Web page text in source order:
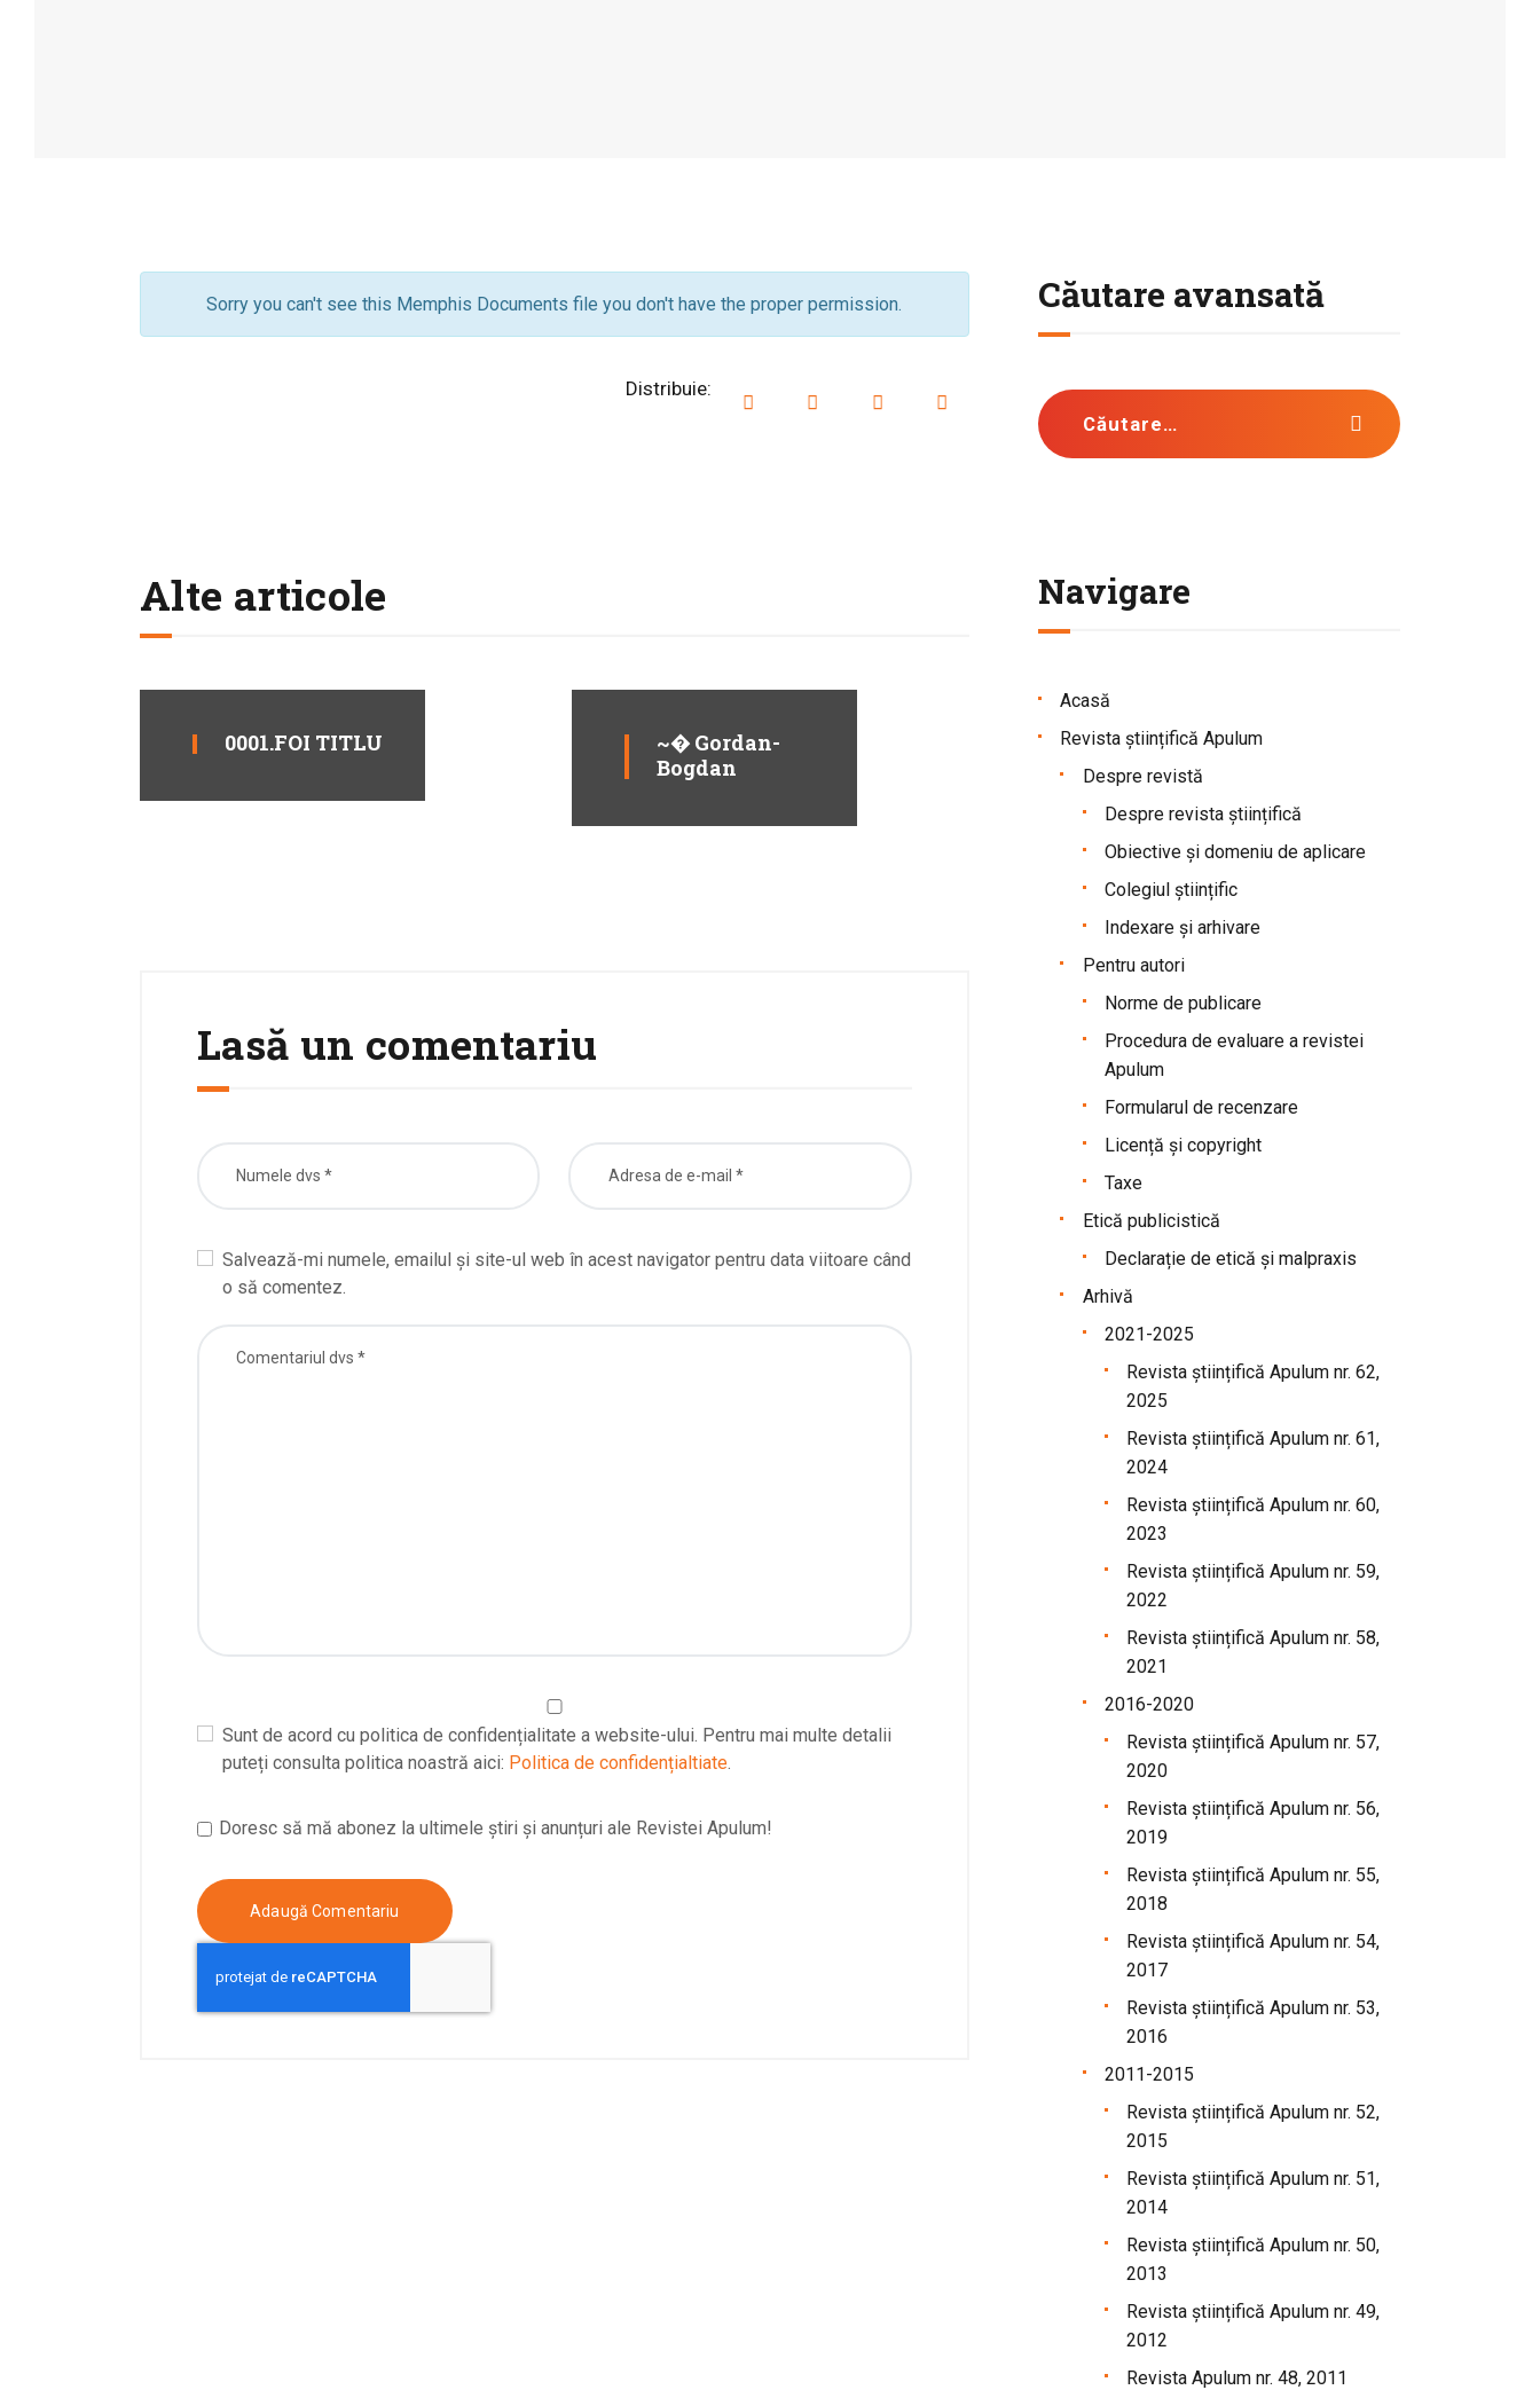
Sorry you can't see this Memphis Documents file you don't have the proper permission.
Distribuie:
Alte articole
0001.FOI TITLU
~� Gordan-
Bogdan
Lasă un comentariu
Salvează-mi numele, emailul și site-ul web în acest navigator pentru data viitoare când
o să comentez.
Sunt de acord cu politica de confidențialitate a website-ului. Pentru mai multe detalii
puteți consulta politica noastră aici: Politica de confidențialtiate
Doresc să mă abonez la ultimele știri și anunțuri ale Revistei Apulum!
Căutare avansată
Caută după:
Navigare
Acasă
Revista științifică Apulum
Despre revistă
Despre revista științifică
Obiective și domeniu de aplicare
Colegiul științific
Indexare și arhivare
Pentru autori
Norme de publicare
Procedura de evaluare a revistei
Apulum
Formularul de recenzare
Licență și copyright
Taxe
Etică publicistică
Declarație de etică și malpraxis
Arhivă
2021-2025
Revista științifică Apulum nr. 62,
2025
Revista științifică Apulum nr. 61,
2024
Revista științifică Apulum nr. 60,
2023
Revista științifică Apulum nr. 59,
2022
Revista științifică Apulum nr. 58,
2021
2016-2020
Revista științifică Apulum nr. 57,
2020
Revista științifică Apulum nr. 56,
2019
Revista științifică Apulum nr. 55,
2018
Revista științifică Apulum nr. 54,
2017
Revista științifică Apulum nr. 53,
2016
2011-2015
Revista științifică Apulum nr. 52,
2015
Revista științifică Apulum nr. 51,
2014
Revista științifică Apulum nr. 50,
2013
Revista științifică Apulum nr. 49,
2012
Revista Apulum nr. 48, 2011